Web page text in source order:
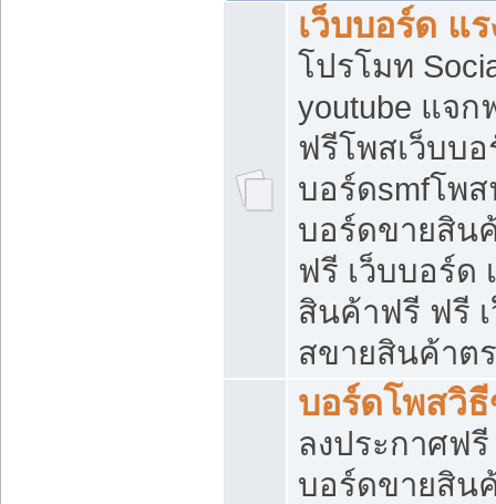
เว็บบอร์ด แร
โปรโมท
youtube แจก
ฟรีโพสเว็บบอ
บอร์ดsmfโพ
บอร์ดขายสิน
ฟรี เว็บบอร์ด
สินค้าฟรี ฟรี
สขายสินค้าต
บอร์ดโพสวิ
ลงประกาศฟรี
บอร์ดขายสิน